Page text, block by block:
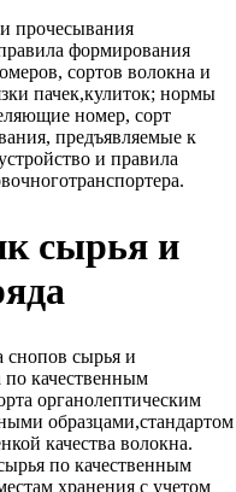
прочесывания
формирования
сортов волокна и
пачек,кулиток; нормы
номер, сорт
предъявляемые к
и правила
сырья и
снопов сырья и
по качественным
органолептическим
образцами,стандартом
качества волокна.
по качественным
хранения с учетом